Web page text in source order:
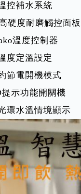
控補水系統
硬度耐磨觸控面板
溫度控制器
度定溫設定
節電開機模式
示功能開關機
環水溫情境顯示